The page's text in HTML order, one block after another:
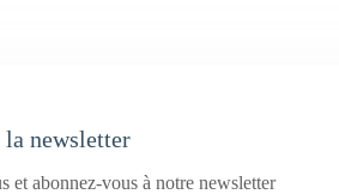
newsletter
et abonnez-vous à notre newsletter